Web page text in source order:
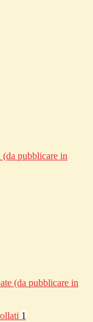
pubblicare in
(da pubblicare in
1